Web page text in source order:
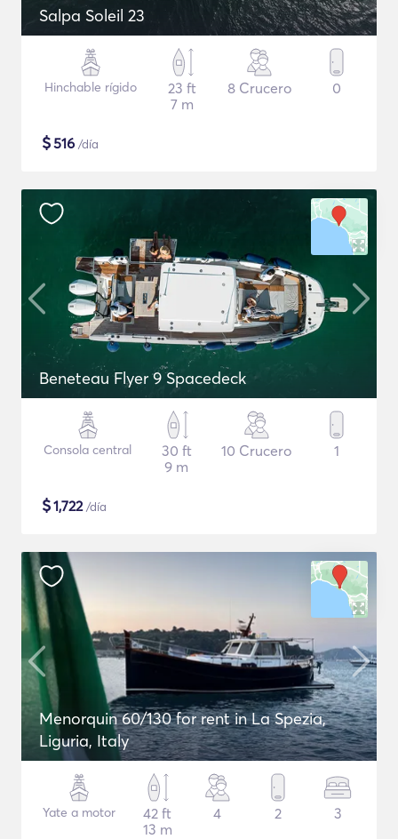
Salpa Soleil 23
Hinchable rígido
23 ft
7 m
8 Crucero 0
$516 /día
Beneteau Flyer 9 Spacedeck
Consola central
30 ft
9 m
10 Crucero 1
$1,722/día
Menorquin 60/130 for rent in La Spezia,
Liguria, Italy
Yate a motor
42 ft
13 m
4 2 3